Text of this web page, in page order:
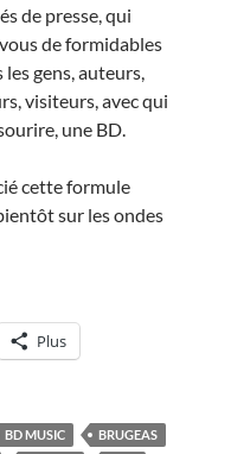
de presse, qui
de formidables
gens, auteurs,
visiteurs, avec qui
une BD.
cette formule
sur les ondes
Plus
BD MUSIC
BRUGEAS